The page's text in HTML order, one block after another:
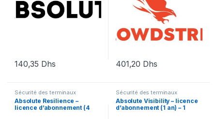
140,35 Dhs 401,20 Dhs
Sécurité des terminaux
Absolute Resilience –
licence d’abonnement (4
Sécurité des terminaux
Absolute Visibility – licence
d’abonnement (1 an) – 1